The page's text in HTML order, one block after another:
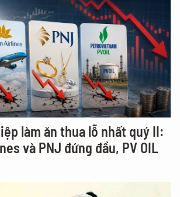
làm ăn thua lỗ nhất quý II:
và PNJ đứng đầu, PV OIL